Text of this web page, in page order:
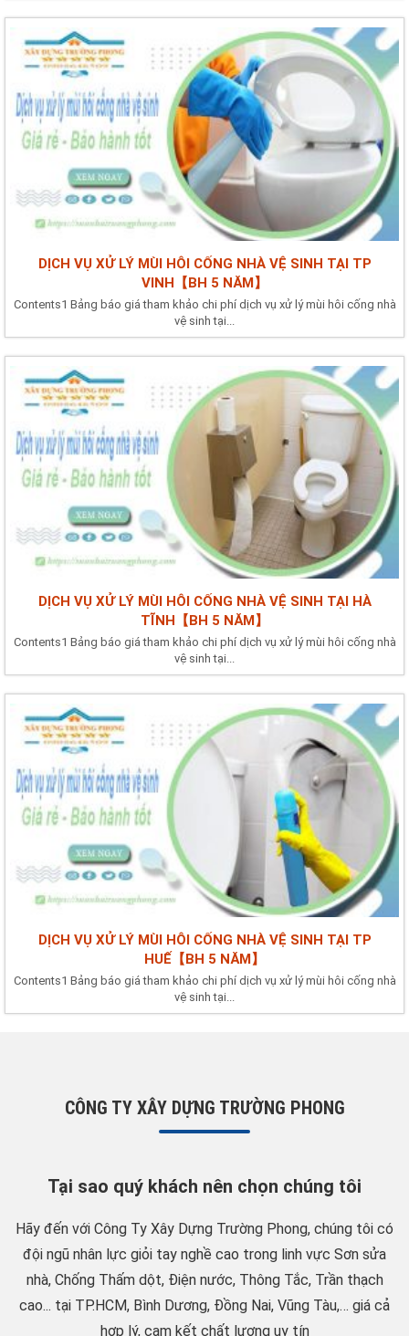
DỊCH VỤ XỬ LÝ MÙI HÔI CỐNG NHÀ VỆ SINH TẠI TP
VINH【BH 5 NĂM】
Contents1 Bảng báo giá tham khảo chi phí dịch vụ xử lý mùi hôi cống nhà
vệ sinh tại...
DỊCH VỤ XỬ LÝ MÙI HÔI CỐNG NHÀ VỆ SINH TẠI HÀ
TĨNH【BH 5 NĂM】
Contents1 Bảng báo giá tham khảo chi phí dịch vụ xử lý mùi hôi cống nhà
vệ sinh tại...
DỊCH VỤ XỬ LÝ MÙI HÔI CỐNG NHÀ VỆ SINH TẠI TP
HUẾ【BH 5 NĂM】
Contents1 Bảng báo giá tham khảo chi phí dịch vụ xử lý mùi hôi cống nhà
vệ sinh tại...
CÔNG TY XÂY DỰNG TRƯỜNG PHONG
Tại sao quý khách nên chọn chúng tôi
Hãy đến với Công Ty Xây Dựng Trường Phong, chúng tôi có
đội ngũ nhân lực giỏi tay nghề cao trong linh vực Sơn sửa
nhà, Chống Thấm dột, Điện nước, Thông Tắc, Trần thạch
cao... tại TP.HCM, Bình Dương, Đồng Nai, Vũng Tàu,… giá cả
hợp lý, cam kết chất lượng uy tín